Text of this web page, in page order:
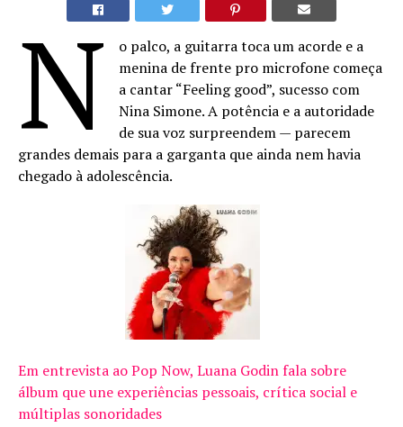
N
o palco, a guitarra toca um acorde e a
menina de frente pro microfone começa
a cantar “Feeling good”, sucesso com
Nina Simone. A potência e a autoridade
de sua voz surpreendem — parecem
grandes demais para a garganta que ainda nem havia
chegado à adolescência.
Em entrevista ao Pop Now, Luana Godin fala sobre
álbum que une experiências pessoais, crítica social e
múltiplas sonoridades